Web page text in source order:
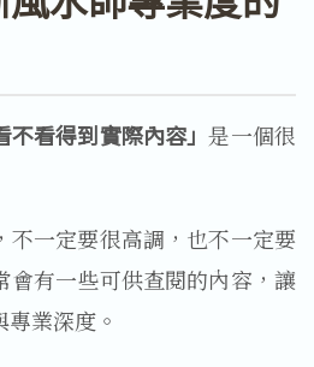
不看得到實際內容」是一個很
不一定要很高調，也不一定要
會有一些可供查閱的內容，讓
業深度。